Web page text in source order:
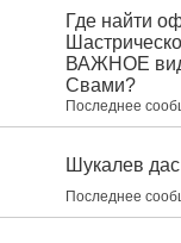
Где найти
ВАЖНОЕ
Свами?
Последнее
Шукалев
Последнее